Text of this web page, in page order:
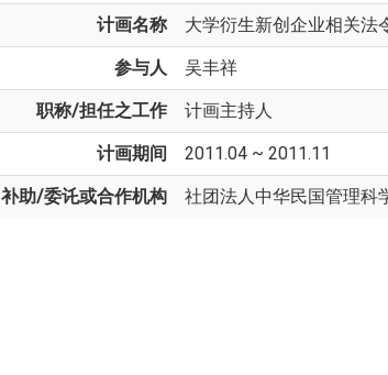
计画名称 大学衍生新创企业相关法
参与人 吴丰祥
职称/担任之工作 计画主持人
计画期间 2011.04 ~ 2011.11
补助/委讬或合作机构 社团法人中华民国管理科